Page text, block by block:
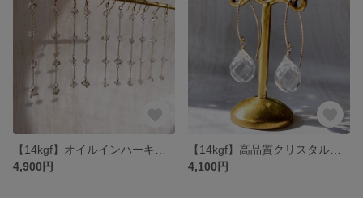
4,900円
4,100円